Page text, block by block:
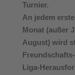
Turnier.
An jedem
Monat (außer
August) wird
Liga-